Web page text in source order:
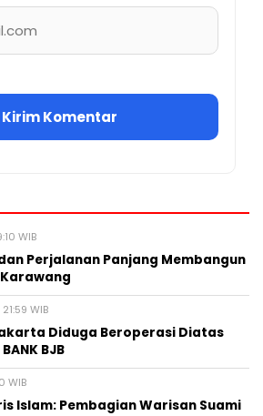
WIB
Perjalanan Panjang Membangun
Karawang
WIB
Diduga Beroperasi Diatas
BJB
WIB
Islam: Pembagian Warisan Suami